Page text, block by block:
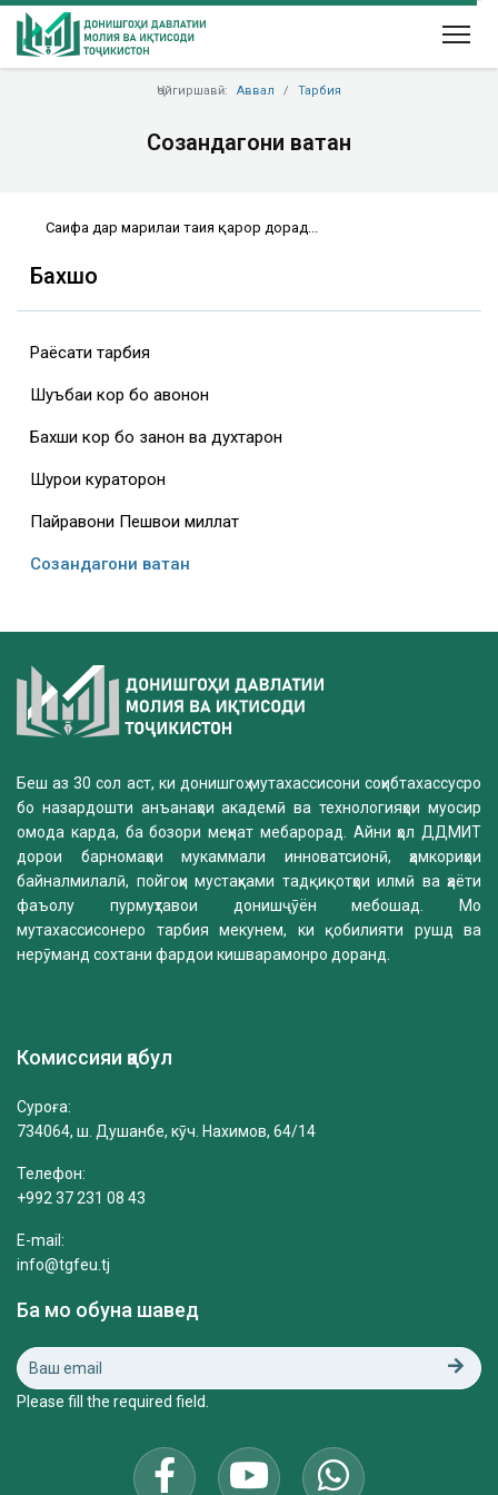
Ҷойгиршавӣ: Аввал Тарбия
Созандагони ватан
Саҳифа дар марҳилаи таҳия қарор дорад...
Бахшҳо
Раёсати тарбия
Шуъбаи кор бо ҷавонон
Бахши кор бо занон ва духтарон
Шурои кураторон
Пайравони Пешвои миллат
Созандагони ватан
Беш аз 30 сол аст, ки донишгоҳ мутахассисони соҳибтахассусро
бо назардошти анъанаҳои академӣ ва технологияҳои муосир
омода карда, ба бозори меҳнат мебарорад. Айни ҳол ДДМИТ
дорои барномаҳои мукаммали инноватсионӣ, ҳамкориҳои
байналмилалӣ, пойгоҳи мустаҳками тадқиқотҳои илмӣ ва ҳаёти
фаъолу пурмуҳтавои донишҷӯён мебошад. Мо
мутахассисонеро тарбия мекунем, ки қобилияти рушд ва
нерӯманд сохтани фардои кишварамонро доранд.
Комиссияи қабул
Суроға:
734064, ш. Душанбе, кӯч. Нахимов, 64/14
Телефон:
+992 37 231 08 43
E-mail:
info@tgfeu.tj
Ба мо обуна шавед
Please fill the required field.